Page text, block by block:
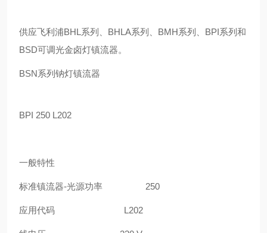
供应飞利浦BHL系列、BHLA系列、BMH系列、BPI系列和
BSD可调光金卤灯镇流器。
BSN系列钠灯镇流器
BPI 250 L202
一般特性
标准镇流器-光源功率 250
应用代码 L202